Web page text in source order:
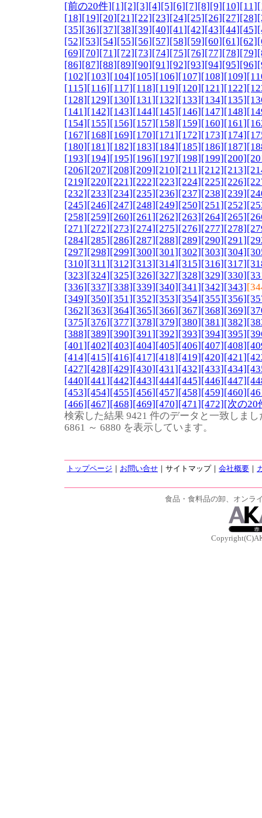
[前の20件][1][2][3][4][5][6][7][8][9][10][11]
[18][19][20][21][22][23][24][25][26][27][28]
[35][36][37][38][39][40][41][42][43][44][45]
[52][53][54][55][56][57][58][59][60][61][62]
[69][70][71][72][73][74][75][76][77][78][79]
[86][87][88][89][90][91][92][93][94][95][96]
[102][103][104][105][106][107][108][109]
[115][116][117][118][119][120][121][122]
[128][129][130][131][132][133][134][135]
[141][142][143][144][145][146][147][148]
[154][155][156][157][158][159][160][161]
[167][168][169][170][171][172][173][174]
[180][181][182][183][184][185][186][187]
[193][194][195][196][197][198][199][200]
[206][207][208][209][210][211][212][213]
[219][220][221][222][223][224][225][226]
[232][233][234][235][236][237][238][239]
[245][246][247][248][249][250][251][252]
[258][259][260][261][262][263][264][265]
[271][272][273][274][275][276][277][278]
[284][285][286][287][288][289][290][291]
[297][298][299][300][301][302][303][304]
[310][311][312][313][314][315][316][317]
[323][324][325][326][327][328][329][330]
[336][337][338][339][340][341][342][343]
[349][350][351][352][353][354][355][356]
[362][363][364][365][366][367][368][369]
[375][376][377][378][379][380][381][382]
[388][389][390][391][392][393][394][395]
[401][402][403][404][405][406][407][408]
[414][415][416][417][418][419][420][421]
[427][428][429][430][431][432][433][434]
[440][441][442][443][444][445][446][447]
[453][454][455][456][457][458][459][460]
[466][467][468][469][470][471][472][次の20
検索した結果 9421 件のデータと一致しまし
6861 ～ 6880 を表示しています。
トップページ ｜ お問い合せ ｜サイトマップ｜ 会社概要 ｜
食品・食料品の卸、オンラ